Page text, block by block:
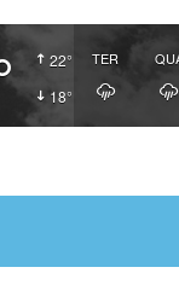
22°
18°
TER